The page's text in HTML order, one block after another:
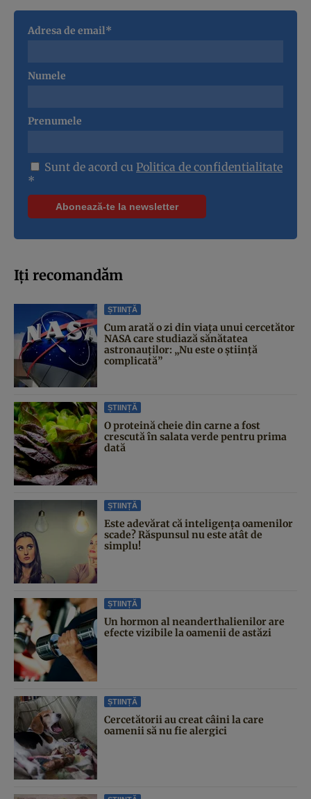
Adresa de email*
Numele
Prenumele
Sunt de acord cu Politica de confidentialitate
*
Iți recomandăm
ȘTIINȚĂ
Cum arată o zi din viața unui cercetător
NASA care studiază sănătatea
astronauților: „Nu este o știință
complicată”
ȘTIINȚĂ
O proteină cheie din carne a fost
crescută în salata verde pentru prima
dată
ȘTIINȚĂ
Este adevărat că inteligența oamenilor
scade? Răspunsul nu este atât de
simplu!
ȘTIINȚĂ
Un hormon al neanderthalienilor are
efecte vizibile la oamenii de astăzi
ȘTIINȚĂ
Cercetătorii au creat câini la care
oamenii să nu fie alergici